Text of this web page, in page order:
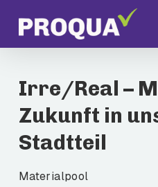
main
Irre/Real –
Zukunft in
Stadtteil
Materialpool